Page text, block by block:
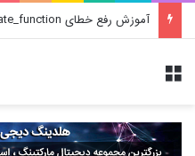
آموزش رفع خطای create_function در وردپرس